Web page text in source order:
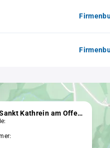
Riegl 61, 8171 Sankt Kathrein am Offenegg